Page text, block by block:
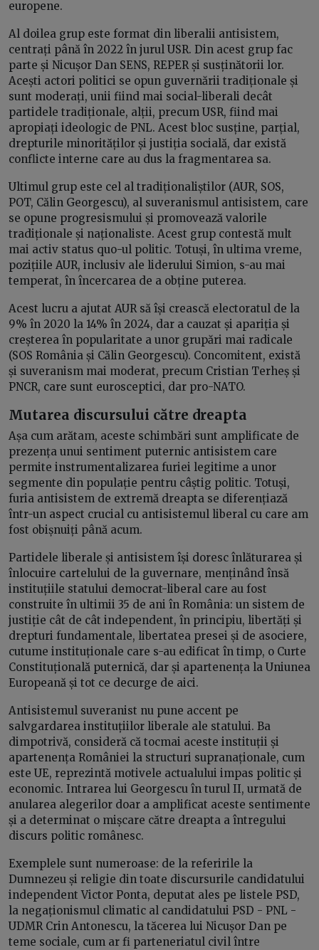
europene.
Al doilea grup este format din liberalii antisistem,
centrați până în 2022 în jurul USR. Din acest grup fac
parte și Nicușor Dan SENS, REPER și susținătorii lor.
Acești actori politici se opun guvernării tradiționale și
sunt moderați, unii fiind mai social-liberali decât
partidele tradiționale, alții, precum USR, fiind mai
apropiați ideologic de PNL. Acest bloc susține, parțial,
drepturile minorităților și justiția socială, dar există
conflicte interne care au dus la fragmentarea sa.
Ultimul grup este cel al tradiționaliștilor (AUR, SOS,
POT, Călin Georgescu), al suveranismul antisistem, care
se opune progresismului și promovează valorile
tradiționale și naționaliste. Acest grup contestă mult
mai activ status quo-ul politic. Totuși, în ultima vreme,
pozițiile AUR, inclusiv ale liderului Simion, s-au mai
temperat, în încercarea de a obține puterea.
Acest lucru a ajutat AUR să își crească electoratul de la
9% în 2020 la 14% în 2024, dar a cauzat și apariția și
creșterea în popularitate a unor grupări mai radicale
(SOS România și Călin Georgescu). Concomitent, există
și suveranism mai moderat, precum Cristian Terheș și
PNCR, care sunt eurosceptici, dar pro-NATO.
Mutarea discursului către dreapta
Așa cum arătam, aceste schimbări sunt amplificate de
prezența unui sentiment puternic antisistem care
permite instrumentalizarea furiei legitime a unor
segmente din populație pentru câștig politic. Totuși,
furia antisistem de extremă dreapta se diferențiază
într-un aspect crucial cu antisistemul liberal cu care am
fost obișnuiți până acum.
Partidele liberale și antisistem își doresc înlăturarea și
înlocuire cartelului de la guvernare, menținând însă
instituțiile statului democrat-liberal care au fost
construite în ultimii 35 de ani în România: un sistem de
justiție cât de cât independent, în principiu, libertăți și
drepturi fundamentale, libertatea presei și de asociere,
cutume instituționale care s-au edificat în timp, o Curte
Constituțională puternică, dar și apartenența la Uniunea
Europeană și tot ce decurge de aici.
Antisistemul suveranist nu pune accent pe
salvgardarea instituțiilor liberale ale statului. Ba
dimpotrivă, consideră că tocmai aceste instituții și
apartenența României la structuri supranaționale, cum
este UE, reprezintă motivele actualului impas politic și
economic. Intrarea lui Georgescu în turul II, urmată de
anularea alegerilor doar a amplificat aceste sentimente
și a determinat o mișcare către dreapta a întregului
discurs politic românesc.
Exemplele sunt numeroase: de la referirile la
Dumnezeu și religie din toate discursurile candidatului
independent Victor Ponta, deputat ales pe listele PSD,
la negaționismul climatic al candidatului PSD - PNL -
UDMR Crin Antonescu, la tăcerea lui Nicușor Dan pe
teme sociale, cum ar fi parteneriatul civil între